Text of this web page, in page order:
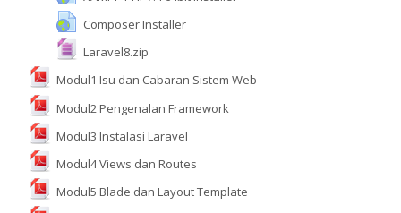
UniSZA Website
Thai ‎(th)‎
รายวิชา
Composer Installer
Laravel8.zip
Modul1 Isu dan Cabaran Sistem Web
Modul2 Pengenalan Framework
Modul3 Instalasi Laravel
Modul4 Views dan Routes
Modul5 Blade dan Layout Template